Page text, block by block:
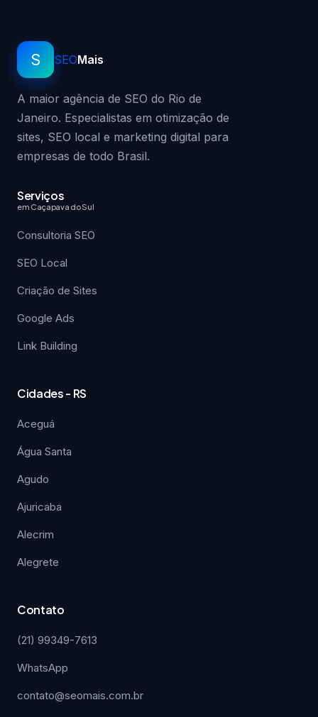
S SEOMais
A maior agência de SEO do Rio de
Janeiro. Especialistas em otimização de
sites, SEO local e marketing digital para
empresas de todo Brasil.
Serviços
em Caçapava do Sul
Consultoria SEO
SEO Local
Criação de Sites
Google Ads
Link Building
Cidades - RS
Aceguá
Água Santa
Agudo
Ajuricaba
Alecrim
Alegrete
Contato
(21) 99349-7613
WhatsApp
contato@seomais.com.br